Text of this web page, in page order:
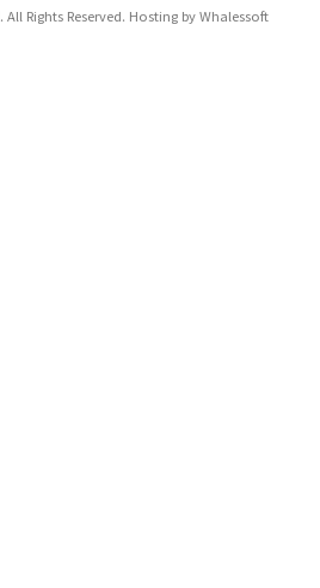
. All Rights Reserved. Hosting byWhalessoft